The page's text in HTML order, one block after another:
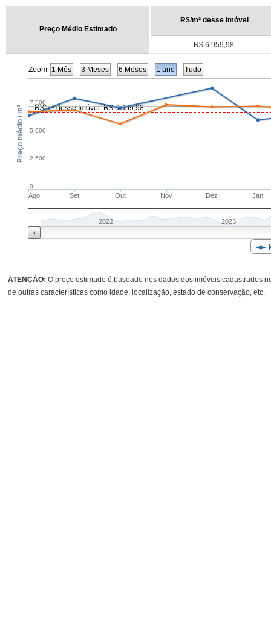
Preço Médio Estimado
R$/m² desse Imóvel
R$ 6.959,98
R$/m² desse Imóvel: R$ 6.959,98
Zoom
Ago Set Out Nov Dez Jan
0
2.500
5.000
7.500
Preço médio / m²
2022 2023
1 Mês 3 Meses 6 Meses 1 ano Tudo
ATENÇÃO: O preço estimado é baseado nos dados dos imóveis cadastrados
de outras características como idade, localização, estado de conservação, etc.